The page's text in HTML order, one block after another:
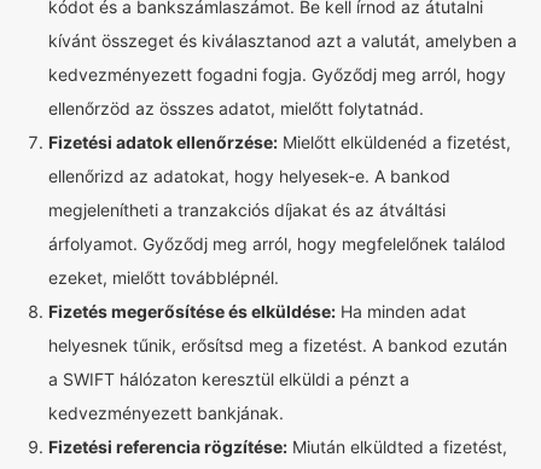
kódot és a bankszámlaszámot. Be kell írnod az átutalni
kívánt összeget és kiválasztanod azt a valutát, amelyben a
kedvezményezett fogadni fogja. Győződj meg arról, hogy
ellenőrzöd az összes adatot, mielőtt folytatnád.
Fizetési adatok ellenőrzése: Mielőtt elküldenéd a fizetést,
ellenőrizd az adatokat, hogy helyesek-e. A bankod
megjelenítheti a tranzakciós díjakat és az átváltási
árfolyamot. Győződj meg arról, hogy megfelelőnek találod
ezeket, mielőtt továbblépnél.
Fizetés megerősítése és elküldése: Ha minden adat
helyesnek tűnik, erősítsd meg a fizetést. A bankod ezután
a SWIFT hálózaton keresztül elküldi a pénzt a
kedvezményezett bankjának.
Fizetési referencia rögzítése: Miután elküldted a fizetést,